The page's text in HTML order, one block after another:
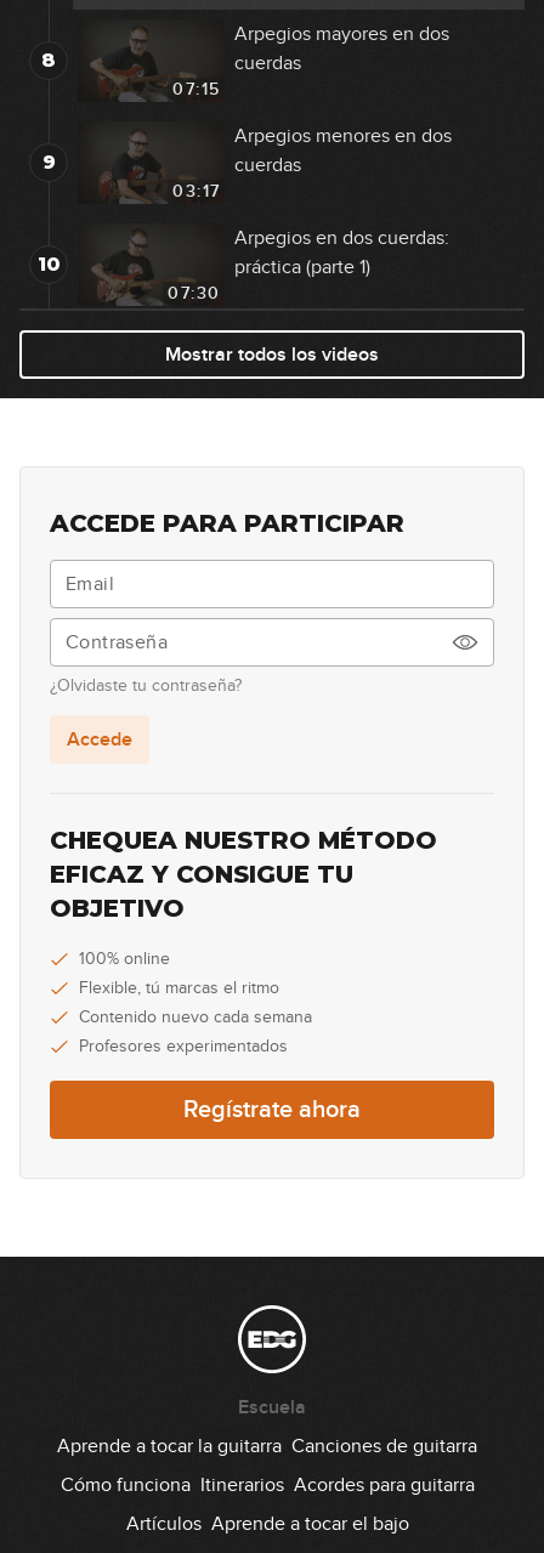
8
07:15
Arpegios mayores en dos
cuerdas
9
03:17
Arpegios menores en dos
cuerdas
10
07:30
Arpegios en dos cuerdas:
práctica (parte 1)
08:58
Arpegios en dos cuerdas:
12
CAGED
14
Escala lidia: 3 dedos por cuerda
16
10:21
Escala frigia: Posiciones 4 y 2 del
CAGED
06:38
del CAGED
18
03:39
Escala frigia: 3 dedos por cuerda
19
Escala menor armónica: posición
Escala menor armónica: posición
22
06:49
posiciones 1, 3 y 5 del CAGED
Mostrar todos los videos
ACCEDE PARA PARTICIPAR
¿Olvidaste tu contraseña?
Accede
CHEQUEA NUESTRO MÉTODO
EFICAZ Y CONSIGUE TU
OBJETIVO
100% online
Flexible, tú marcas el ritmo
Contenido nuevo cada semana
Profesores experimentados
Regístrate ahora
Escuela
Aprende a tocar la guitarra Canciones de guitarra
Cómo funciona Itinerarios Acordes para guitarra
Artículos Aprende a tocar el bajo